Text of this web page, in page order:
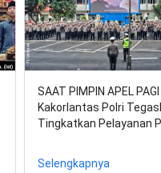
SAAT PIMPIN APEL PAGI
Kakorlantas Polri
Tingkatkan Pelayanan
Selengkapnya